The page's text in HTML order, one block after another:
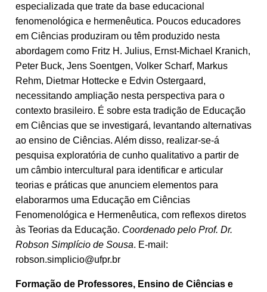
especializada que trate da base educacional
fenomenológica e hermenêutica. Poucos educadores
em Ciências produziram ou têm produzido nesta
abordagem como Fritz H. Julius, Ernst-Michael Kranich,
Peter Buck, Jens Soentgen, Volker Scharf, Markus
Rehm, Dietmar Hottecke e Edvin Ostergaard,
necessitando ampliação nesta perspectiva para o
contexto brasileiro. É sobre esta tradição de Educação
em Ciências que se investigará, levantando alternativas
ao ensino de Ciências. Além disso, realizar-se-á
pesquisa exploratória de cunho qualitativo a partir de
um câmbio intercultural para identificar e articular
teorias e práticas que anunciem elementos para
elaborarmos uma Educação em Ciências
Fenomenológica e Hermenêutica, com reflexos diretos
às Teorias da Educação. Coordenado pelo Prof. Dr.
Robson Simplício de Sousa. E-mail:
robson.simplicio@ufpr.br
Formação de Professores, Ensino de Ciências e